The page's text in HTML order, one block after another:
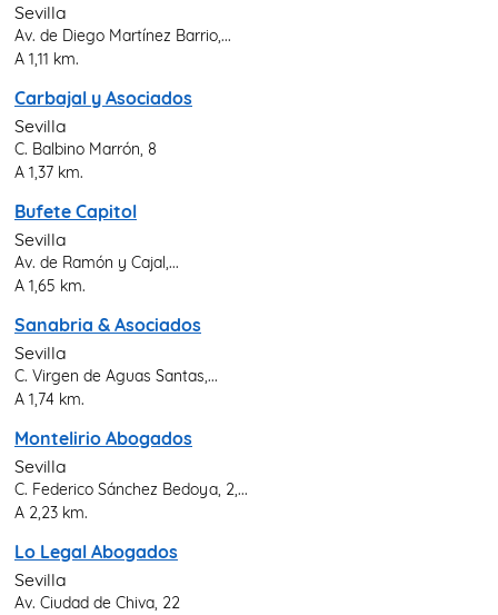
Sevilla
Av. de Diego Martínez Barrio,...
A 1,11 km.
Carbajal y Asociados
Sevilla
C. Balbino Marrón, 8
A 1,37 km.
Bufete Capitol
Sevilla
Av. de Ramón y Cajal,...
A 1,65 km.
Sanabria & Asociados
Sevilla
C. Virgen de Aguas Santas,...
A 1,74 km.
Montelirio Abogados
Sevilla
C. Federico Sánchez Bedoya, 2,...
A 2,23 km.
Lo Legal Abogados
Sevilla
Av. Ciudad de Chiva, 22